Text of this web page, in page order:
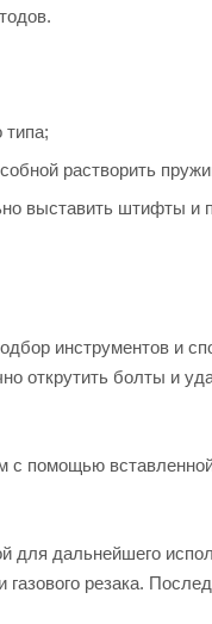
растворить
выставить штифты и
инструментов и
открутить болты и
помощью
для дальнейшего
резака.